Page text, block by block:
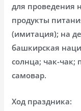
для проведения
продукты
(имитация); на
башкирская
солнца; чак-чак;
самовар.
Ход праздника: